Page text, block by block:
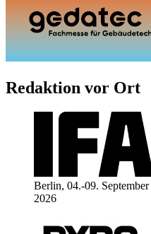
Redaktion vor Ort
Berlin, 04.-09. September
2026